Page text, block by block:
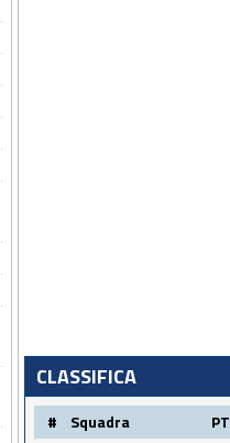
CLASSIFICA
# Squadra PT